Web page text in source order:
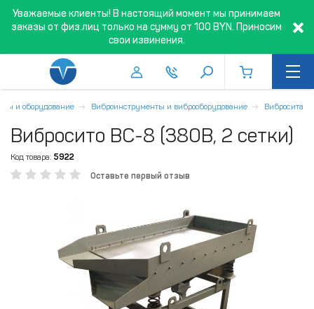
Уважаемые клиенты! В настоящий момент мы принимаем
заказы от физ.лиц только на сумму от 100 BYN. Приносим
свои извинения.
и оборудование Виброинструменты и виброоборудование Вибросита
Вибросито ВС-8 (380В, 2 сетки)
Код товара: 5922
Оставьте первый отзыв